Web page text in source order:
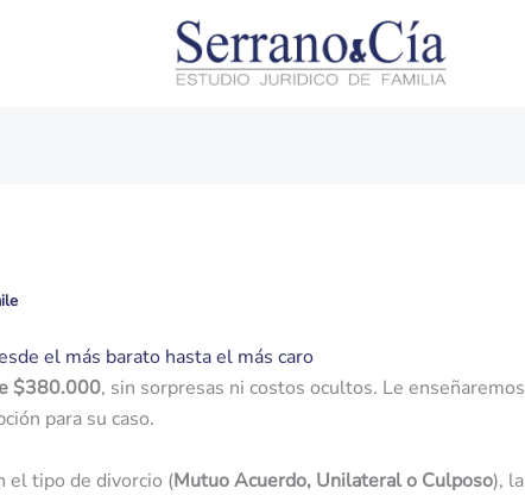
el más barato hasta el más caro
$380.000, sin sorpresas ni costos ocultos. Le enseñaremos
para su caso.
el tipo de divorcio (Mutuo Acuerdo, Unilateral o Culposo), la